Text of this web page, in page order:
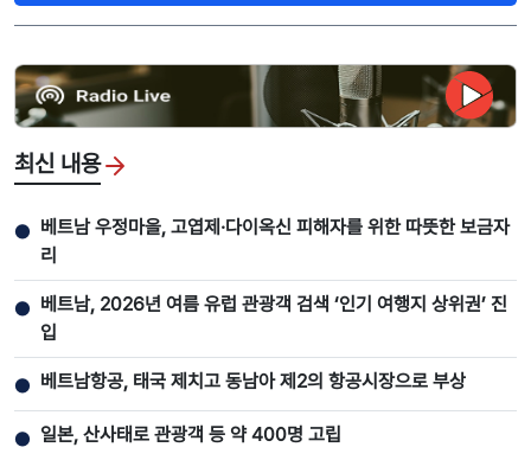
최신 내용
● 베트남 우정마을, 고엽제·다이옥신 피해자를 위한 따뜻한 보금자
리
● 베트남, 2026년 여름 유럽 관광객 검색 ‘인기 여행지 상위권’ 진
입
● 베트남항공, 태국 제치고 동남아 제2의 항공시장으로 부상
● 일본, 산사태로 관광객 등 약 400명 고립